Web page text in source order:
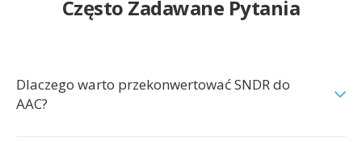
Często Zadawane Pytania
Dlaczego warto przekonwertować SNDR do
AAC?